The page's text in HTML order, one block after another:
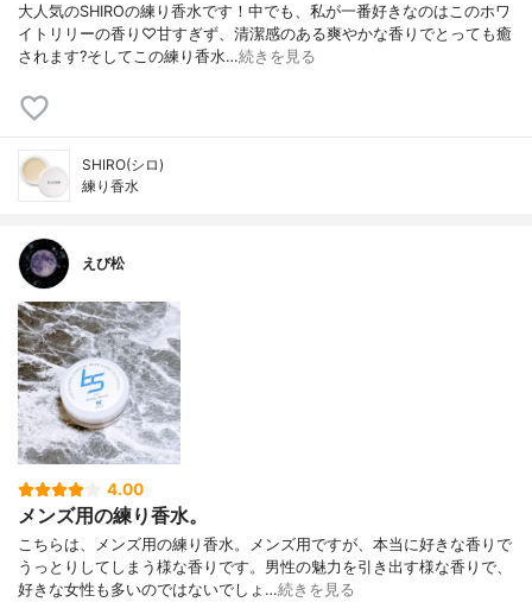
大人気のSHIROの練り香水です！中でも、私が一番好きなのはこのホワ
イトリリーの香り♡甘すぎず、清潔感のある爽やかな香りでとっても癒
されます?そしてこの練り香水…続きを見る
SHIRO(シロ)
練り香水
えび松
4.00
メンズ用の練り香水。
こちらは、メンズ用の練り香水。メンズ用ですが、本当に好きな香りで
うっとりしてしまう様な香りです。男性の魅力を引き出す様な香りで、
好きな女性も多いのではないでしょ…続きを見る